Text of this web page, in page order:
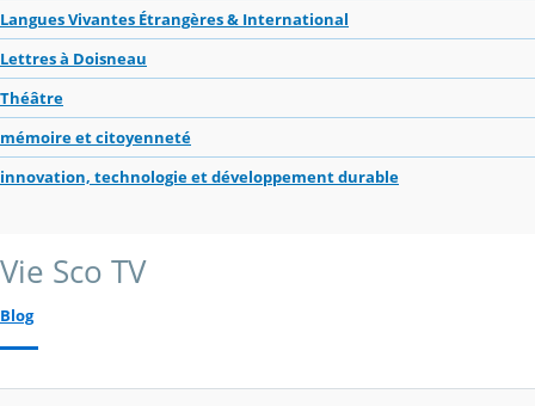
Langues Vivantes Étrangères & International
Lettres à Doisneau
Théâtre
mémoire et citoyenneté
innovation, technologie et développement durable
Vie Sco TV
Blog